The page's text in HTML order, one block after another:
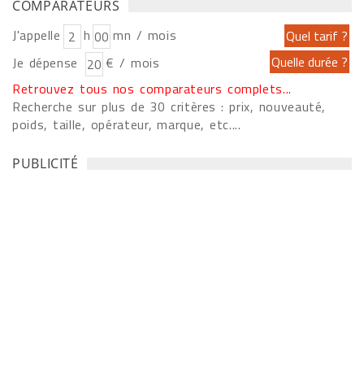
COMPARATEURS
J'appelle h
mn / mois
Je dépense
€ / mois
Retrouvez tous nos comparateurs complets...
Recherche sur plus de 30 critères : prix, nouveauté,
poids, taille, opérateur, marque, etc....
PUBLICITÉ